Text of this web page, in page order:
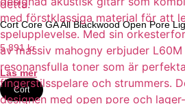
Cort Core GA All Blackwood Open Pore
5 891kr
Läs mer
Cort